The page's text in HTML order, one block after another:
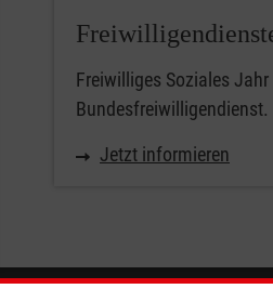
Freiwilliges Soziales Jahr
Bundesfreiwilligendienst.
Jetzt informieren